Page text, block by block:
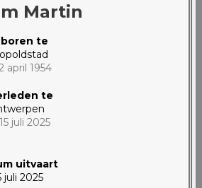
Martin
te
april 1954
te
juli 2025
uitvaart
juli 2025